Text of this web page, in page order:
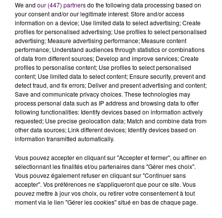
À LA UNE
7 août 2026
Gagnez vos pass pour le V and B Fest' 2026 !
11 juillet 2026
Inscrivez-vous au casting The Voice & The Voice
Kids !
We and our (447) partnersdo the following data processing based on
your consent and/or our legitimate interest: Store and/or access
information on a device; Use limited data to select advertising; Create
profiles for personalised advertising; Use profiles to select personalised
advertising; Measure advertising performance; Measure content
performance; Understand audiences through statistics or combinations
of data from different sources; Develop and improve services; Create
profiles to personalise content; Use profiles to select personalised
content; Use limited data to select content; Ensure security, prevent and
detect fraud, and fix errors; Deliver and present advertising and content;
Save and communicate privacy choices. These technologies may
process personal data such as IP address and browsing data to offer
following functionalities: Identify devices based on information actively
requested; Use precise geolocation data; Match and combine data from
other data sources; Link different devices; Identify devices based on
information transmitted automatically.
Vous pouvez accepter en cliquant sur "Accepter et fermer", ou affiner en
sélectionnant les finalités et/ou partenaires dans "Gérer mes choix".
Vous pouvez également refuser en cliquant sur "Continuer sans
accepter". Vos préférences ne s'appliqueront que pour ce site. Vous
pouvez mettre à jour vos choix, ou retirer votre consentement à tout
moment via le lien "Gérer les cookies" situé en bas de chaque page.